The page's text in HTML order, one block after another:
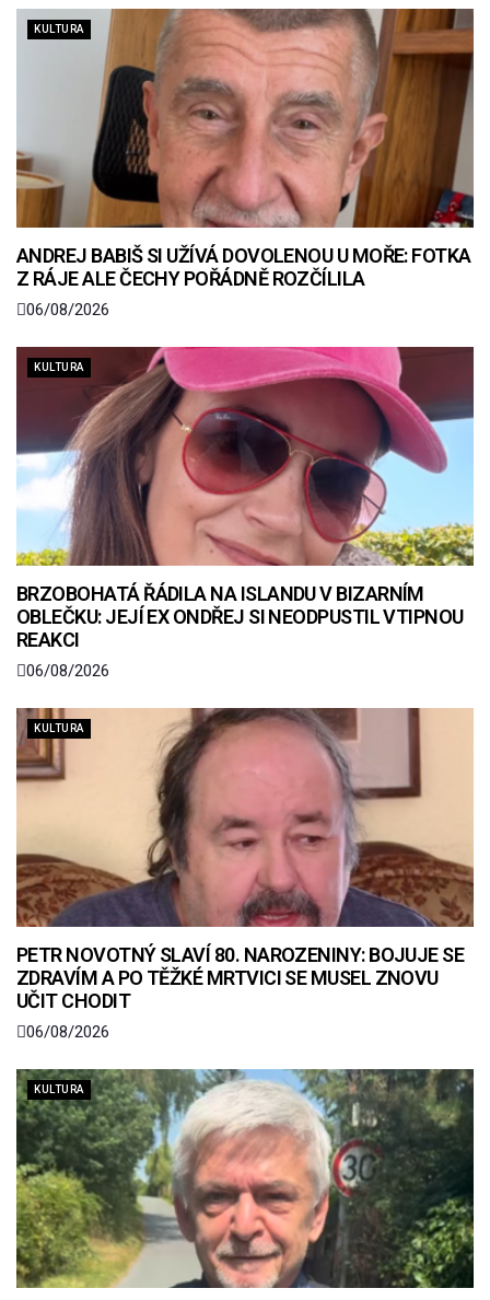
KULTURA
ANDREJ BABIŠ SI UŽÍVÁ DOVOLENOU U MOŘE: FOTKA
Z RÁJE ALE ČECHY POŘÁDNĚ ROZČÍLILA
06/08/2026
KULTURA
BRZOBOHATÁ ŘÁDILA NA ISLANDU V BIZARNÍM
OBLEČKU: JEJÍ EX ONDŘEJ SI NEODPUSTIL VTIPNOU
REAKCI
06/08/2026
KULTURA
PETR NOVOTNÝ SLAVÍ 80. NAROZENINY: BOJUJE SE
ZDRAVÍM A PO TĚŽKÉ MRTVICI SE MUSEL ZNOVU
UČIT CHODIT
06/08/2026
KULTURA